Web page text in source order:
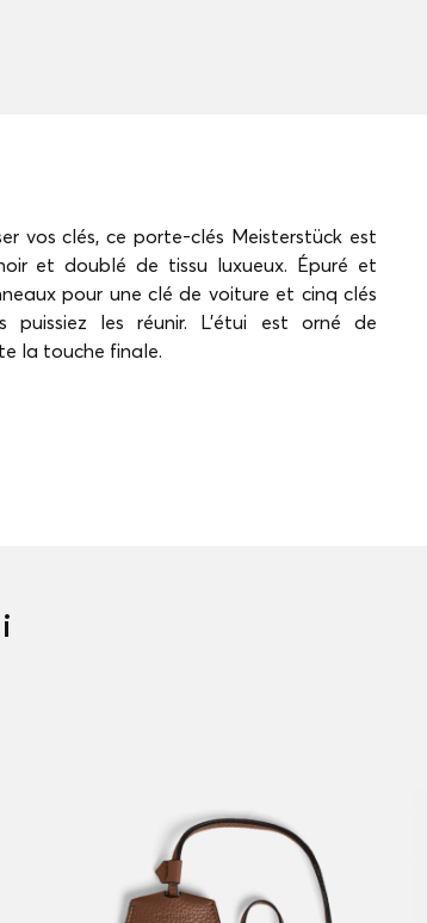
vos clés, ce porte-clés Meisterstück est
et doublé de tissu luxueux. Épuré et
pour une clé de voiture et cinq clés
puissiez les réunir. L’étui est orné de
la touche finale.